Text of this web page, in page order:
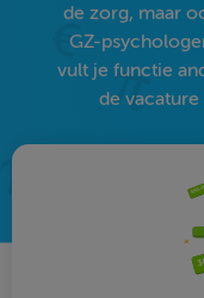
de zorg, maar
GZ-
vult je functie
de